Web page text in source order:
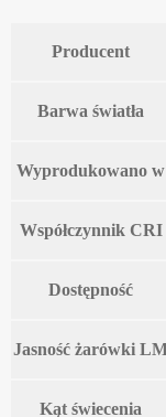
Producent
Barwa światła
Wyprodukowano w
Współczynnik CRI
Dostępność
Jasność żarówki
Kąt świecenia